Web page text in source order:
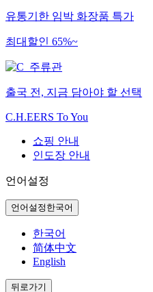
유통기한 임박 화장품 특가
최대할인 65%~
출국 전, 지금 담아야 할 선택
C.H.EERS To You
쇼핑 안내
인도장 안내
언어설정
언어설정 한국어
한국어
简体中文
English
뒤로가기